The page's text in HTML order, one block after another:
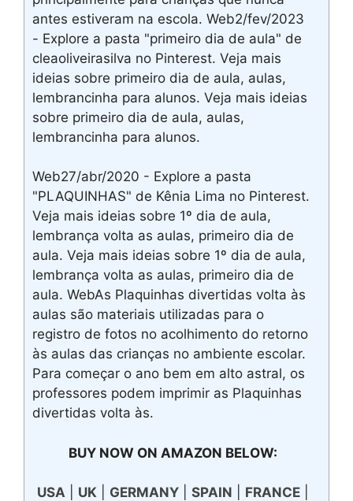
antes estiveram na escola. Web2/fev/2023
- Explore a pasta "primeiro dia de aula" de
cleaoliveirasilva no Pinterest. Veja mais
ideias sobre primeiro dia de aula, aulas,
lembrancinha para alunos. Veja mais ideias
sobre primeiro dia de aula, aulas,
lembrancinha para alunos.
Web27/abr/2020 - Explore a pasta
"PLAQUINHAS" de Kênia Lima no Pinterest.
Veja mais ideias sobre 1º dia de aula,
lembrança volta as aulas, primeiro dia de
aula. Veja mais ideias sobre 1º dia de aula,
lembrança volta as aulas, primeiro dia de
aula. WebAs Plaquinhas divertidas volta às
aulas são materiais utilizadas para o
registro de fotos no acolhimento do retorno
às aulas das crianças no ambiente escolar.
Para começar o ano bem em alto astral, os
professores podem imprimir as Plaquinhas
divertidas volta às.
BUY NOW ON AMAZON BELOW:
USA UK GERMANY| SPAIN FRANCE|